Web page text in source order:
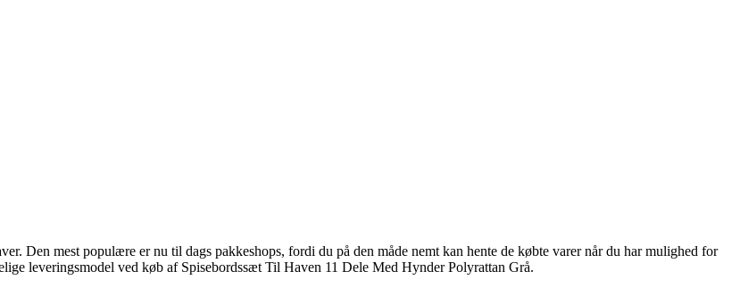
Den mest populære er nu til dags pakkeshops, fordi du på den måde nemt kan hente de købte varer når du har mulighed for
leveringsmodel ved køb af Spisebordssæt Til Haven 11 Dele Med Hynder Polyrattan Grå.